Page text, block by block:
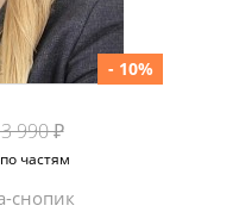
990 ₽
- 10%
частям
снопик